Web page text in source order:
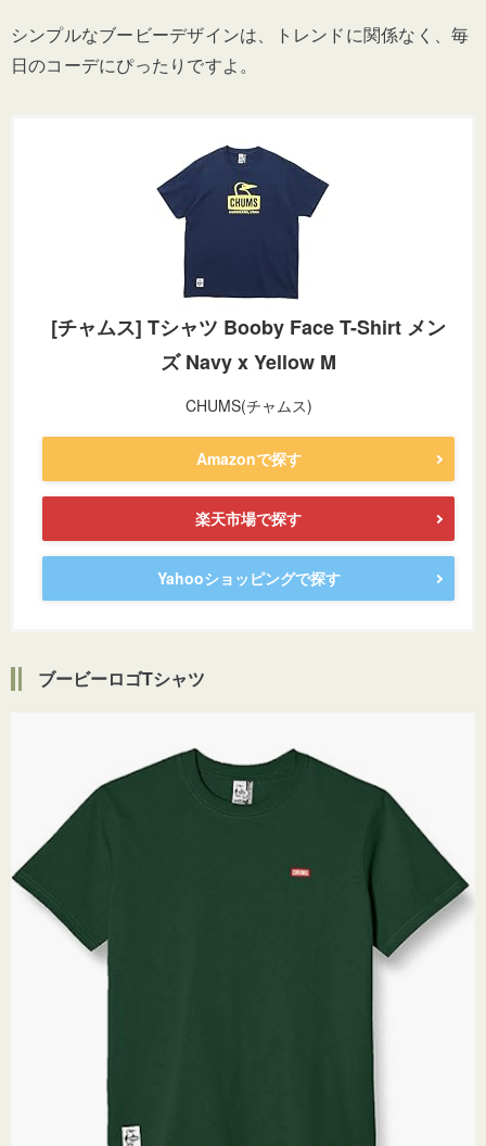
シンプルなブービーデザインは、トレンドに関係なく、毎
日のコーデにぴったりですよ。
[チャムス] Tシャツ Booby Face T-Shirt メン
ズ Navy x Yellow M
CHUMS(チャムス)
Amazonで探す
楽天市場で探す
Yahooショッピングで探す
ブービーロゴTシャツ